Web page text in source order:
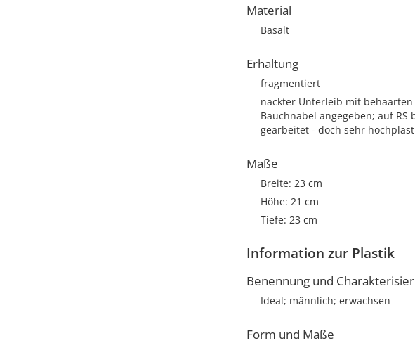
Material
Basalt
Erhaltung
fragmentiert
nackter Unterleib mit
Bauchnabel angegeben; auf
gearbeitet - doch sehr
Maße
Breite: 23 cm
Höhe: 21 cm
Tiefe: 23 cm
Information zur Plastik
Benennung und
Ideal; männlich; erwachsen
Form und Maße